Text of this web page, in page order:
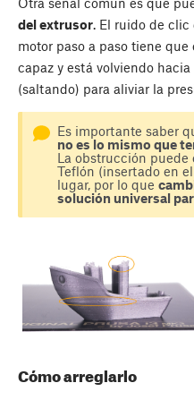
del extrusor. El ruido de
motor paso a paso tiene
capaz y está volviendo
(saltando) para aliviar la
Es importante saber
no es lo mismo que
La obstrucción
Teflón (insertado en
lugar, por lo que
solución universal
Cómo arreglarlo